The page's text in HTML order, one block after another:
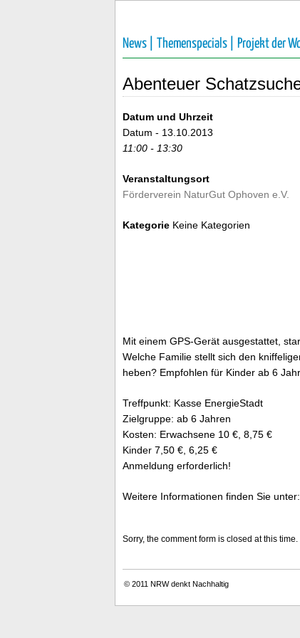
News | Themenspecials | Projekt der
Abenteuer
Datum und Uhrzeit
Datum - 13.10.2013
11:00 - 13:30
Veranstaltungsort
Förderverein NaturGut Ophoven e.V.
Kategorie Keine Kategorien
Mit einem GPS-Gerät ausgestattet,
Welche Familie stellt sich den
heben? Empfohlen für Kinder ab 6
Treffpunkt: Kasse EnergieStadt
Zielgruppe: ab 6 Jahren
Kosten: Erwachsene 10 €, 8,75 €
Kinder 7,50 €, 6,25 €
Anmeldung erforderlich!
Weitere Informationen finden Sie unter:
Sorry, the comment form is closed at this time.
© 2011 NRW denkt Nachhaltig